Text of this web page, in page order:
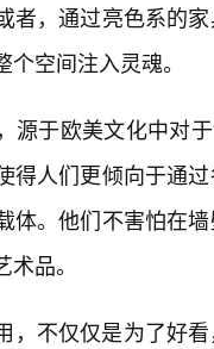
者，通过亮色系的
空间注入灵魂。
源于欧美文化中对
得人们更倾向于通
体。他们不害怕在
品。
，不仅仅是为了好